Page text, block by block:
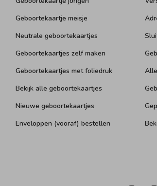
Geboortekaartje meisje
Neutrale geboortekaartjes
Geboortekaartjes zelf maken
Geboortekaartjes met foliedruk
Bekijk alle geboortekaartjes
Nieuwe geboortekaartjes
Enveloppen (vooraf) bestellen